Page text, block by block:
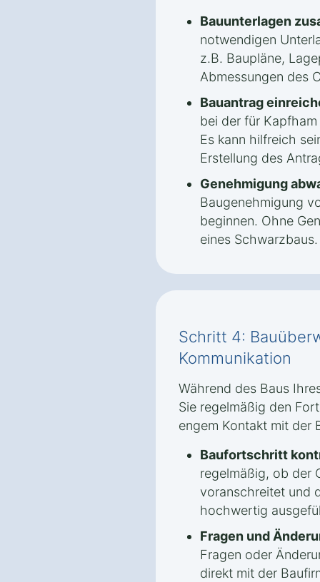
Bauunterlagen
notwendigen
z.B. Baupläne,
Abmessungen des
Bauantrag
bei der für
Es kann hilfreich
Erstellung des
Genehmigung
Baugenehmigung
beginnen. Ohne
eines Schwarzbaus.
Schritt 4:
Kommunikation
Während des Baus
Sie regelmäßig den
engem Kontakt mit der
Baufortschritt
regelmäßig, ob der
voranschreitet und
hochwertig
Fragen und
Fragen oder
direkt mit der